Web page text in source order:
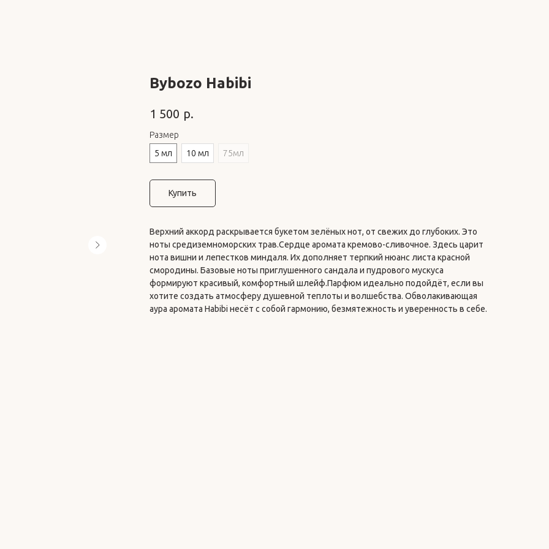
Bybozo Habibi
1 500 р.
Размер
5 мл
10 мл 75мл
Купить
Верхний аккорд раскрывается букетом зелёных нот, от свежих до глубоких. Это
ноты средиземноморских трав.Сердце аромата кремово-сливочное. Здесь царит
нота вишни и лепестков миндаля. Их дополняет терпкий нюанс листа красной
смородины. Базовые ноты приглушенного сандала и пудрового мускуса
формируют красивый, комфортный шлейф.Парфюм идеально подойдёт, если вы
хотите создать атмосферу душевной теплоты и волшебства. Обволакивающая
аура аромата Habibi несёт с собой гармонию, безмятежность и уверенность в себе.